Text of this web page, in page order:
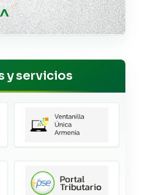
y servicios